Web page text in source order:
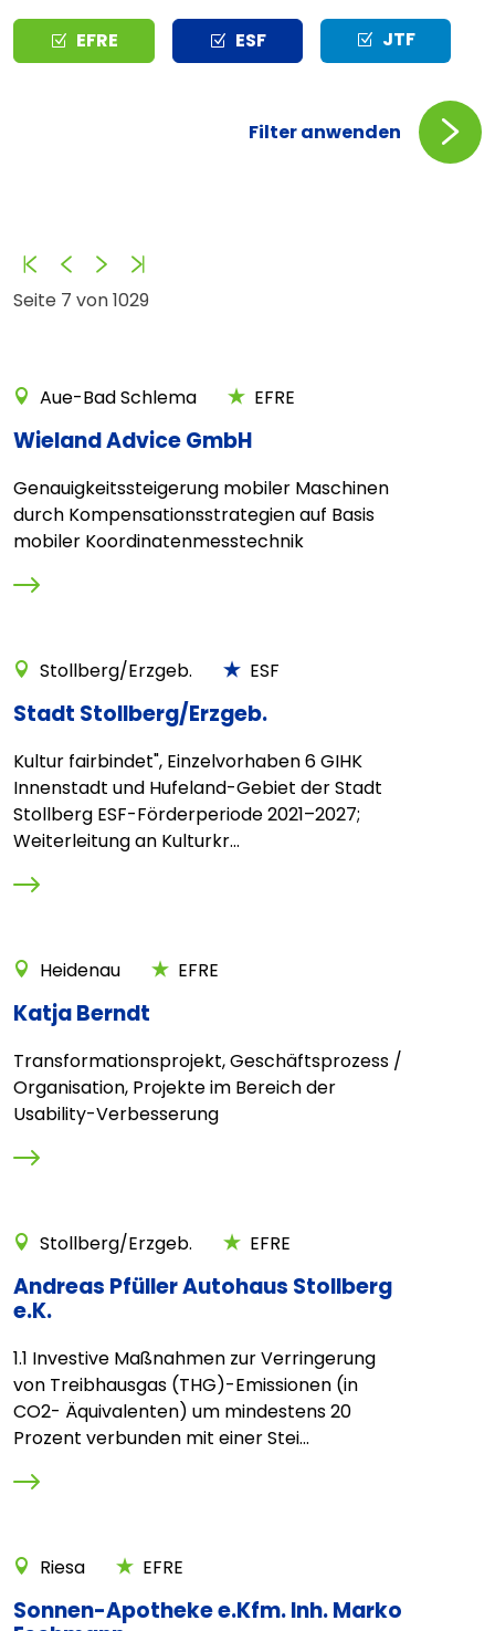
Typ EFRE ESF JTF
Filter anwenden
Seite 7 von 1029
AnfangZurückVorwärts
Aue-Bad Schlema EFRE
Wieland Advice GmbH
Genauigkeitssteigerung mobiler Maschinen
durch Kompensationsstrategien auf Basis
mobiler Koordinatenmesstechnik
Stollberg/Erzgeb. ESF
Stadt Stollberg/Erzgeb.
Kultur fairbindet", Einzelvorhaben 6 GIHK
Innenstadt und Hufeland-Gebiet der Stadt
Stollberg ESF-Förderperiode 2021–2027;
Weiterleitung an Kulturkr...
Heidenau EFRE
Katja Berndt
Transformationsprojekt, Geschäftsprozess /
Organisation, Projekte im Bereich der
Usability-Verbesserung
Stollberg/Erzgeb. EFRE
Andreas Pfüller Autohaus Stollberg
e.K.
1.1 Investive Maßnahmen zur Verringerung
von Treibhausgas (THG)-Emissionen (in
CO2- Äquivalenten) um mindestens 20
Prozent verbunden mit einer Stei...
Riesa EFRE
Sonnen-Apotheke e.Kfm. Inh. Marko